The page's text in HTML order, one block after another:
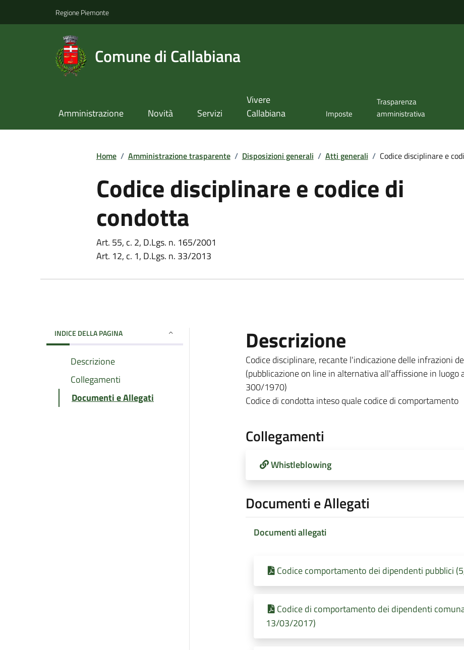
Regione Piemonte
Comune di Callabiana
Amministrazione Novità Servizi
Vivere
Callabiana
Imposte
Trasparenza
amministrativa
Home / Amministrazione trasparente / Disposizioni generali / Atti generali / Codice disciplinare e
Codice disciplinare e codice di
condotta
Art. 55, c. 2, D.Lgs. n. 165/2001
Art. 12, c. 1, D.Lgs. n. 33/2013
INDICE DELLA PAGINA
Descrizione
Collegamenti
Documenti e Allegati
Descrizione
Codice disciplinare, recante l'indicazione delle infrazioni
(pubblicazione on line in alternativa all'affissione in luogo
300/1970)
Codice di condotta inteso quale codice di comportamento
Collegamenti
Whistleblowing
Documenti e Allegati
Documenti allegati
Codice comportamento dei dipendenti pubblici
Codice di comportamento dei dipendenti
13/03/2017)